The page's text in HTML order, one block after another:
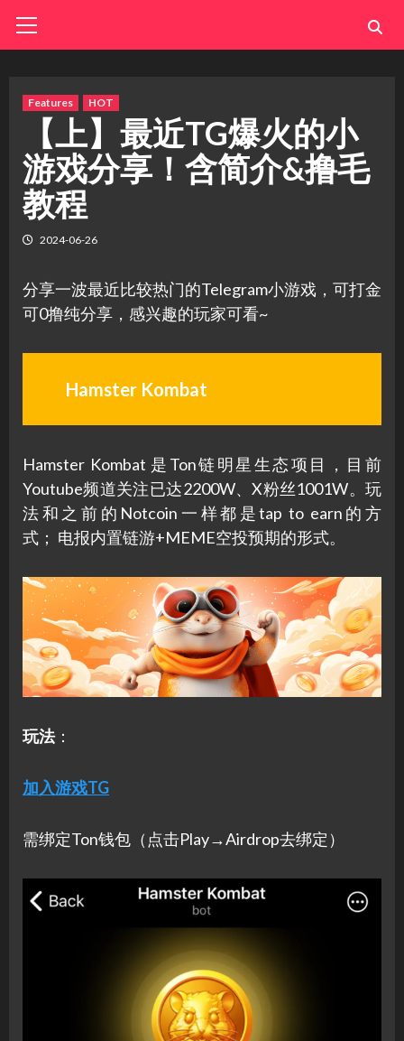
Menu
Features HOT
【上】最近TG爆火的小
游戏分享！含简介&撸毛
教程
2024-06-26
分享一波最近比较热门的Telegram小游戏，可打金
可0撸纯分享，感兴趣的玩家可看~
Hamster Kombat
Hamster Kombat 是Ton链明星生态项目，目前
Youtube频道关注已达2200W、X粉丝1001W。玩
法和之前的Notcoin一样都是tap to earn的方
式； 电报内置链游+MEME空投预期的形式。
玩法：
加入游戏TG
需绑定Ton钱包（点击Play→Airdrop去绑定）